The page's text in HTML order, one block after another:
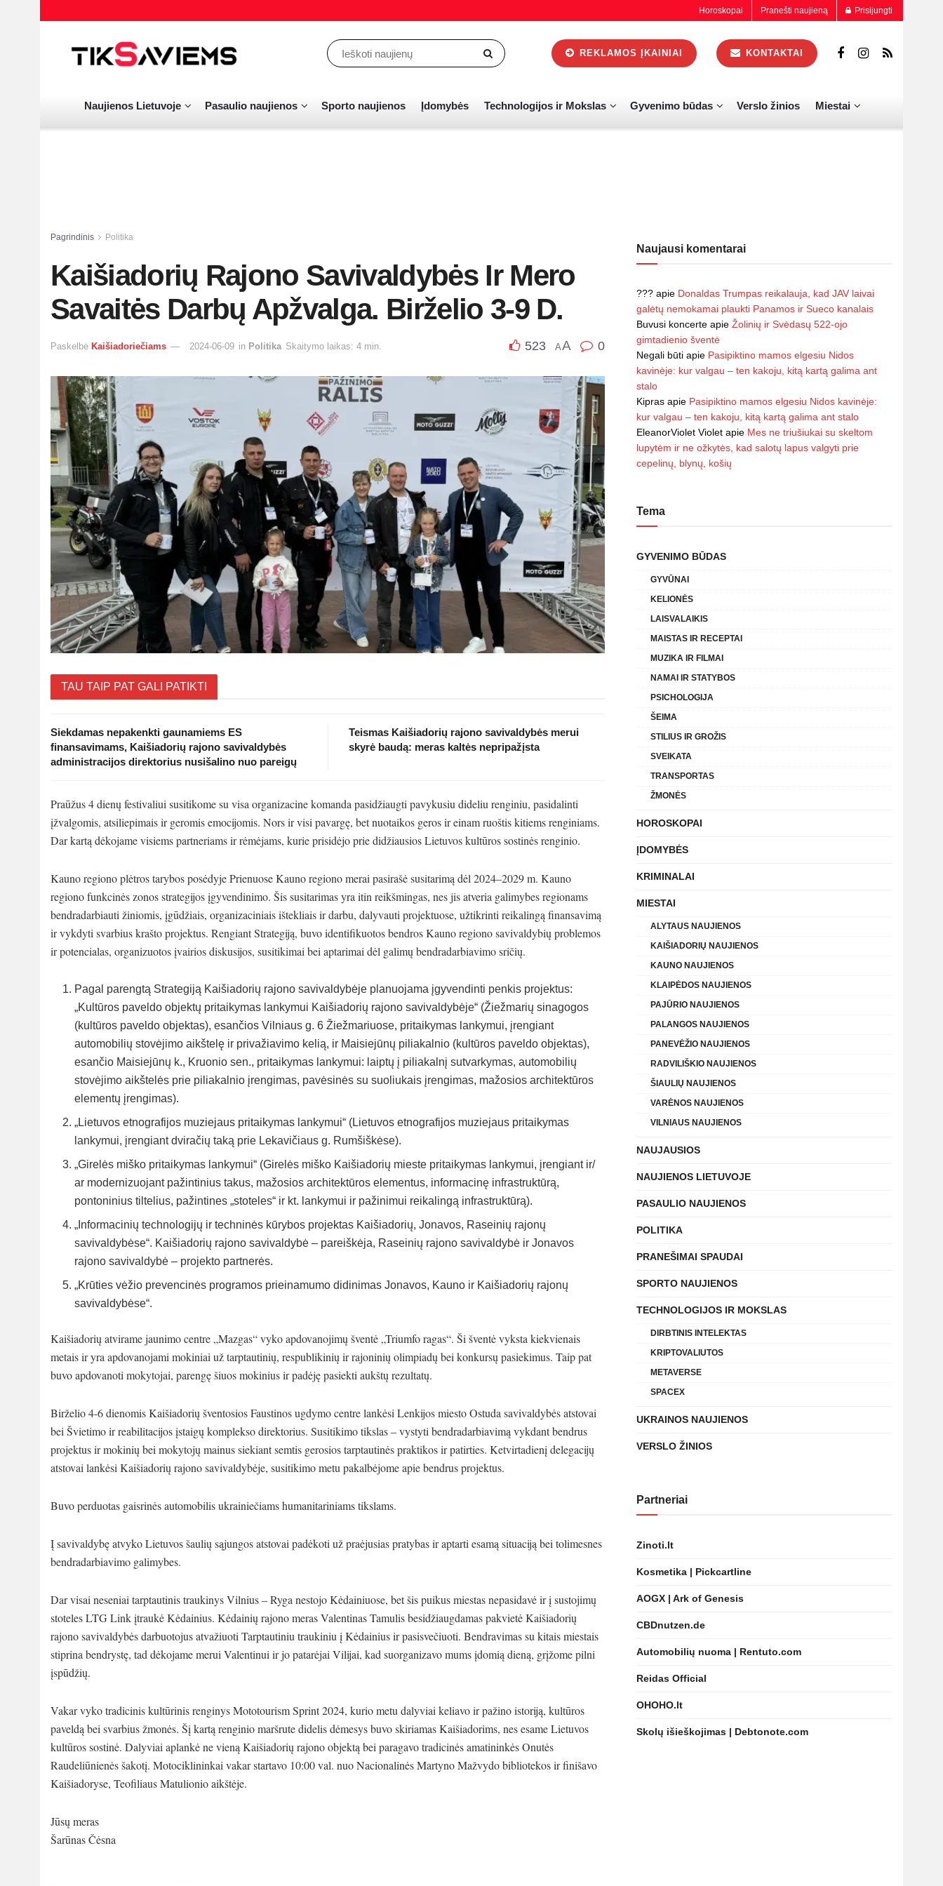
Horoskopai Pranešti naujieną Prisijungti
REKLAMOS ĮKAINIAI KONTAKTAI
Naujienos Lietuvoje Pasaulio naujienos Sporto naujienos Įdomybės Technologijos ir Mokslas Gyvenimo būdas Verslo žinios Miestai
Pagrindinis Politika
Kaišiadorių Rajono Savivaldybės Ir Mero
Savaitės Darbų Apžvalga. Birželio 3-9 D.
Paskelbė Kaišiadoriečiams 2024-06-09 in Politika Skaitymo laikas: 4 min. 523 AA 0
TAU TAIP PAT GALI PATIKTI
Siekdamas nepakenkti gaunamiems ES
finansavimams, Kaišiadorių rajono savivaldybės
administracijos direktorius nusišalino nuo pareigų
Teismas Kaišiadorių rajono savivaldybės merui
skyrė baudą: meras kaltės nepripažįsta
Praūžus 4 dienų festivaliui susitikome su visa organizacine komanda pasidžiaugti pavykusiu dideliu renginiu, pasidalinti
įžvalgomis, atsiliepimais ir geromis emocijomis. Nors ir visi pavargę, bet nuotaikos geros ir einam ruoštis kitiems renginiams.
Dar kartą dėkojame visiems partneriams ir rėmėjams, kurie prisidėjo prie didžiausios Lietuvos kultūros sostinės renginio.
Kauno regiono plėtros tarybos posėdyje Prienuose Kauno regiono merai pasirašė susitarimą dėl 2024–2029 m. Kauno
regiono funkcinės zonos strategijos įgyvendinimo. Šis susitarimas yra itin reikšmingas, nes jis atveria galimybes regionams
bendradarbiauti žiniomis, įgūdžiais, organizaciniais ištekliais ir darbu, dalyvauti projektuose, užtikrinti reikalingą finansavimą
ir vykdyti svarbius krašto projektus. Rengiant Strategiją, buvo identifikuotos bendros Kauno regiono savivaldybių problemos
ir potencialas, organizuotos įvairios diskusijos, susitikimai bei aptarimai dėl galimų bendradarbiavimo sričių.
Pagal parengtą Strategiją Kaišiadorių rajono savivaldybėje planuojama įgyvendinti penkis projektus:
„Kultūros paveldo objektų pritaikymas lankymui Kaišiadorių rajono savivaldybėje“ (Žiežmarių sinagogos
(kultūros paveldo objektas), esančios Vilniaus g. 6 Žiežmariuose, pritaikymas lankymui, įrengiant
automobilių stovėjimo aikštelę ir privažiavimo kelią, ir Maisiejūnų piliakalnio (kultūros paveldo objektas),
esančio Maisiejūnų k., Kruonio sen., pritaikymas lankymui: laiptų į piliakalnį sutvarkymas, automobilių
stovėjimo aikštelės prie piliakalnio įrengimas, pavėsinės su suoliukais įrengimas, mažosios architektūros
elementų įrengimas).
„Lietuvos etnografijos muziejaus pritaikymas lankymui“ (Lietuvos etnografijos muziejaus pritaikymas
lankymui, įrengiant dviračių taką prie Lekavičiaus g. Rumšiškėse).
„Girelės miško pritaikymas lankymui“ (Girelės miško Kaišiadorių mieste pritaikymas lankymui, įrengiant ir/
ar modernizuojant pažintinius takus, mažosios architektūros elementus, informacinę infrastruktūrą,
pontoninius tiltelius, pažintines „stoteles“ ir kt. lankymui ir pažinimui reikalingą infrastruktūrą).
„Informacinių technologijų ir techninės kūrybos projektas Kaišiadorių, Jonavos, Raseinių rajonų
savivaldybėse“. Kaišiadorių rajono savivaldybė – pareiškėja, Raseinių rajono savivaldybė ir Jonavos
rajono savivaldybė – projekto partnerės.
„Krūties vėžio prevencinės programos prieinamumo didinimas Jonavos, Kauno ir Kaišiadorių rajonų
savivaldybėse“.
Kaišiadorių atvirame jaunimo centre „Mazgas“ vyko apdovanojimų šventė „Triumfo ragas“. Ši šventė vyksta kiekvienais
metais ir yra apdovanojami mokiniai už tarptautinių, respublikinių ir rajoninių olimpiadų bei konkursų pasiekimus. Taip pat
buvo apdovanoti mokytojai, parengę šiuos mokinius ir padėję pasiekti aukštų rezultatų.
Birželio 4-6 dienomis Kaišiadorių šventosios Faustinos ugdymo centre lankėsi Lenkijos miesto Ostuda savivaldybės atstovai
bei Švietimo ir reabilitacijos įstaigų komplekso direktorius. Susitikimo tikslas – vystyti bendradarbiavimą vykdant bendrus
projektus ir mokinių bei mokytojų mainus siekiant semtis gerosios tarptautinės praktikos ir patirties. Ketvirtadienį delegacijų
atstovai lankėsi Kaišiadorių rajono savivaldybėje, susitikimo metu pakalbėjome apie bendrus projektus.
Buvo perduotas gaisrinės automobilis ukrainiečiams humanitariniams tikslams.
Į savivaldybę atvyko Lietuvos šaulių sąjungos atstovai padėkoti už praėjusias pratybas ir aptarti esamą situaciją bei tolimesnes
bendradarbiavimo galimybes.
Dar visai neseniai tarptautinis traukinys Vilnius – Ryga nestojo Kėdainiuose, bet šis puikus miestas nepasidavė ir į sustojimų
stoteles LTG Link įtraukė Kėdainius. Kėdainių rajono meras Valentinas Tamulis besidžiaugdamas pakvietė Kaišiadorių
rajono savivaldybės darbuotojus atvažiuoti Tarptautiniu traukiniu į Kėdainius ir pasisvečiuoti. Bendravimas su kitais miestais
stiprina bendrystę, tad dėkojame merui Valentinui ir jo patarėjai Vilijai, kad suorganizavo mums įdomią dieną, grįžome pilni
įspūdžių.
Vakar vyko tradicinis kultūrinis renginys Mototourism Sprint 2024, kurio metu dalyviai keliavo ir pažino istoriją, kultūros
paveldą bei svarbius žmonės. Šį kartą renginio maršrute didelis dėmesys buvo skiriamas Kaišiadorims, nes esame Lietuvos
kultūros sostinė. Dalyviai aplankė ne vieną Kaišiadorių rajono objektą bei paragavo tradicinės amatininkės Onutės
Raudeliūnienės šakotį. Motociklininkai vakar startavo 10:00 val. nuo Nacionalinės Martyno Mažvydo bibliotekos ir finišavo
Kaišiadoryse, Teofiliaus Matulionio aikštėje.
Jūsų meras
Šarūnas Čėsna
Naujausi komentarai
??? apie Donaldas Trumpas reikalauja, kad JAV laivai
galėtų nemokamai plaukti Panamos ir Sueco kanalais
Buvusi koncerte apie Žolinių ir Svėdasų 522-ojo
gimtadienio šventė
Negali būti apie Pasipiktino mamos elgesiu Nidos
kavinėje: kur valgau – ten kakoju, kitą kartą galima ant
stalo
Kipras apie Pasipiktino mamos elgesiu Nidos kavinėje:
kur valgau – ten kakoju, kitą kartą galima ant stalo
EleanorViolet Violet apie Mes ne triušiukai su skeltom
lupytėm ir ne ožkytės, kad salotų lapus valgyti prie
cepelinų, blynų, košių
Tema
GYVENIMO BŪDAS
GYVŪNAI
KELIONĖS
LAISVALAIKIS
MAISTAS IR RECEPTAI
MUZIKA IR FILMAI
NAMAI IR STATYBOS
PSICHOLOGIJA
ŠEIMA
STILIUS IR GROŽIS
SVEIKATA
TRANSPORTAS
ŽMONĖS
HOROSKOPAI
ĮDOMYBĖS
KRIMINALAI
MIESTAI
ALYTAUS NAUJIENOS
KAIŠIADORIŲ NAUJIENOS
KAUNO NAUJIENOS
KLAIPĖDOS NAUJIENOS
PAJŪRIO NAUJIENOS
PALANGOS NAUJIENOS
PANEVĖŽIO NAUJIENOS
RADVILIŠKIO NAUJIENOS
ŠIAULIŲ NAUJIENOS
VARĖNOS NAUJIENOS
VILNIAUS NAUJIENOS
NAUJAUSIOS
NAUJIENOS LIETUVOJE
PASAULIO NAUJIENOS
POLITIKA
PRANEŠIMAI SPAUDAI
SPORTO NAUJIENOS
TECHNOLOGIJOS IR MOKSLAS
DIRBTINIS INTELEKTAS
KRIPTOVALIUTOS
METAVERSE
SPACEX
UKRAINOS NAUJIENOS
VERSLO ŽINIOS
Partneriai
Zinoti.lt
Kosmetika | Pickcartline
AOGX | Ark of Genesis
CBDnutzen.de
Automobilių nuoma | Rentuto.com
Reidas Official
OHOHO.lt
Skolų išieškojimas | Debtonote.com